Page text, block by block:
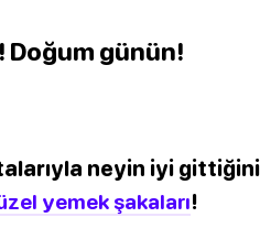
Doğum günün!
neyin iyi gittiğini
yemek şakaları!